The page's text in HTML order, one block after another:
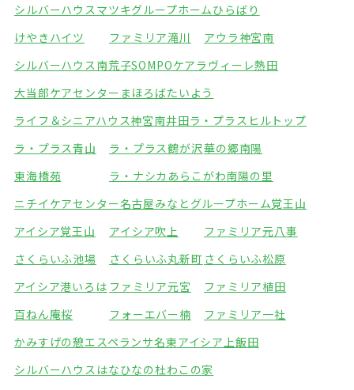
シルバーハウスマツキグループホームひらばり
けやきハイツ
ファミリア滝川
アウラ神宮南
シルバーハウス南荒子SOMPOケアラヴィーレ熱田
大当郎ケアセンターまほろばたいよう
ライフ＆シニアハウス神宮南井田ラ・プラスヒルトップ
ラ・プラス青山
ラ・プラス鶴が沢華の郷南陽
東海橋苑
ラ・ナシカあらこがわ南陽の里
ニチイケアセンター名古屋みなと グループホーム覚王山
アイシア覚王山
アイシア吹上
ファミリア元八事
さくらいふ池場
さくらいふ丸新町 さくらいふ松原
アイシア港いろは ファミリア元宮
ファミリア植田
百ねん庵桜
フォーエバー楠
ファミリア一社
かみすげの憩エスペランサ名東アイシア上飯田
シルバーハウスはなひなの杜わこの家